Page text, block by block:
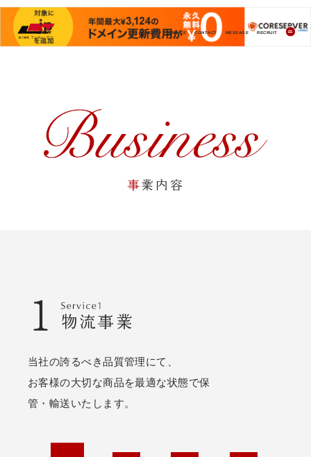
ACCESS SERVICE CONTACT MESSAGE RECRUIT
事業 内 容
1 物流事業
当社の誇るべき品質管理にて、
お客様の大切な商品を最適な状態で保
管・輸送いたします。